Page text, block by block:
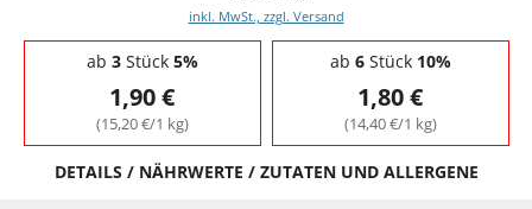
inkl. MwSt., zzgl. Versand
Staffelpreise - Mengenrabatt
ab 3Stück 5%
1,90 €
(15,20 €/1 kg)
ab 6Stück 10%
1,80 €
(14,40 €/1 kg)
DETAILS / NÄHRWERTE / ZUTATEN UND ALLERGENE